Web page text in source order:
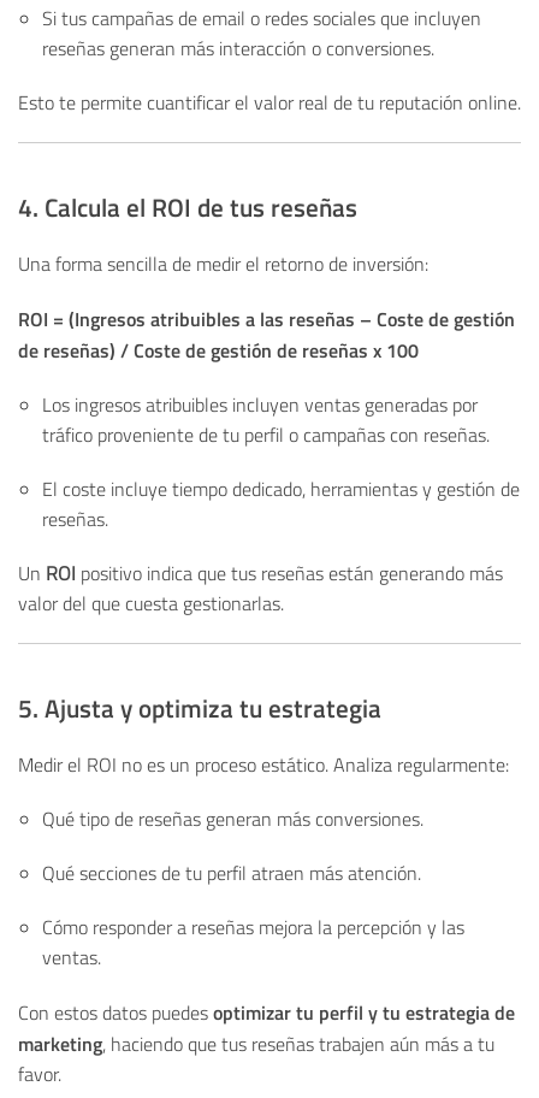
Si tus campañas de email o redes sociales que incluyen
reseñas generan más interacción o conversiones.
Esto te permite cuantificar el valor real de tu reputación online.
4. Calcula el ROI de tus reseñas
Una forma sencilla de medir el retorno de inversión:
ROI = (Ingresos atribuibles a las reseñas – Coste de gestión
de reseñas) / Coste de gestión de reseñas x 100
Los ingresos atribuibles incluyen ventas generadas por
tráfico proveniente de tu perfil o campañas con reseñas.
El coste incluye tiempo dedicado, herramientas y gestión de
reseñas.
Un ROI positivo indica que tus reseñas están generando más
valor del que cuesta gestionarlas.
5. Ajusta y optimiza tu estrategia
Medir el ROI no es un proceso estático. Analiza regularmente:
Qué tipo de reseñas generan más conversiones.
Qué secciones de tu perfil atraen más atención.
Cómo responder a reseñas mejora la percepción y las
ventas.
Con estos datos puedesoptimizar tu perfil y tu estrategia de
marketing, haciendo que tus reseñas trabajen aún más a tu
favor.